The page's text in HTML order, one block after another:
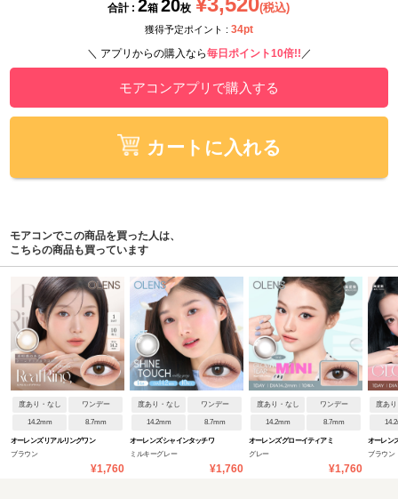
合計 : 2箱 20枚 (税込)
獲得予定ポイント : 34pt
＼ アプリからの購入なら毎日ポイント10倍!! ／
モアコンアプリで購入する
カートに入れる
モアコンでこの商品を買った人は、
こちらの商品も買っています
度あり・なし ワンデー
14.2mm 8.7mm
オーレンズ リアルリングワン
ブラウン
¥1,760
度あり・なし ワンデー
14.2mm 8.7mm
オーレンズ シャインタッチワ
ミルキーグレー
¥1,760
度あり・なし ワンデー
14.2mm 8.7mm
オーレンズ グローイティアミ
グレー
¥1,760
度あ
オーレン
ブラウン